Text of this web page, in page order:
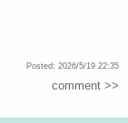
Posted: 2026/5/19 22:35
comment >>